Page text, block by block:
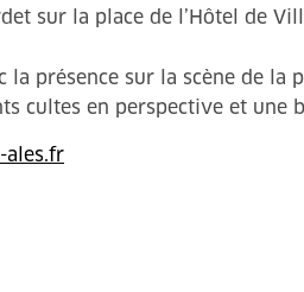
sur la place de l’Hôtel de
la présence sur la scène de
cultes en perspective et
ales.fr